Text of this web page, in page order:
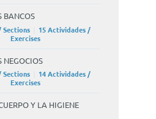
BANCOS
Sections
15 Actividades /
Exercises
NEGOCIOS
Sections
14 Actividades /
Exercises
Y LA HIGIENE